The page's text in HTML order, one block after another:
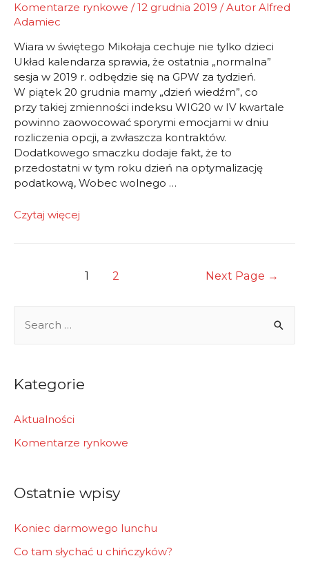
Komentarze rynkowe /12 grudnia 2019 / Autor Alfred
Adamiec
Wiara w świętego Mikołaja cechuje nie tylko dzieci
Układ kalendarza sprawia, że ostatnia „normalna”
sesja w 2019 r. odbędzie się na GPW za tydzień.
W piątek 20 grudnia mamy „dzień wiedźm”, co
przy takiej zmienności indeksu WIG20 w IV kwartale
powinno zaowocować sporymi emocjami w dniu
rozliczenia opcji, a zwłaszcza kontraktów.
Dodatkowego smaczku dodaje fakt, że to
przedostatni w tym roku dzień na optymalizację
podatkową, Wobec wolnego …
komentarz
Czytaj więcej
1 2 Next Page →
r
h
f
Kategorie
Aktualności
Komentarze rynkowe
Ostatnie wpisy
Koniec darmowego lunchu
Co tam słychać u chińczyków?